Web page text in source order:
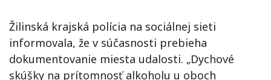
Žilinská krajská polícia na sociálnej sieti
informovala, že v súčasnosti prebieha
dokumentovanie miesta udalosti. „Dychové
skúšky na prítomnosť alkoholu u oboch